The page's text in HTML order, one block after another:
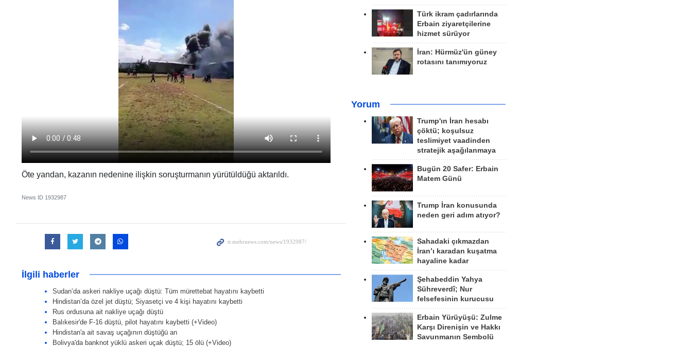
Öte yandan, kazanın nedenine ilişkin soruşturmanın yürütüldüğü aktarıldı.
News ID 1932987
İlgili haberler
Sudan’da askeri nakliye uçağı düştü: Tüm mürettebat hayatını kaybetti
Hindistan’da özel jet düştü; Siyasetçi ve 4 kişi hayatını kaybetti
Rus ordusuna ait nakliye uçağı düştü
Balıkesir'de F-16 düştü, pilot hayatını kaybetti (+Video)
Hindistan'a ait savaş uçağının düştüğü an
Bolivya'da banknot yüklü askeri uçak düştü; 15 ölü (+Video)
Türk ikram çadırlarında
Erbain ziyaretçilerine
hizmet sürüyor
İran: Hürmüz'ün güney
rotasını tanımıyoruz
Yorum
Trump'ın İran hesabı
çöktü; koşulsuz
teslimiyet vaadinden
stratejik aşağılanmaya
Bugün 20 Safer: Erbain
Matem Günü
Trump İran konusunda
neden geri adım atıyor?
Sahadaki çıkmazdan
İran’ı karadan kuşatma
hayaline kadar
Şehabeddin Yahya
Sühreverdî; Nur
felsefesinin kurucusu
Erbain Yürüyüşü: Zulme
Karşı Direnişin ve Hakkı
Savunmanın Sembolü